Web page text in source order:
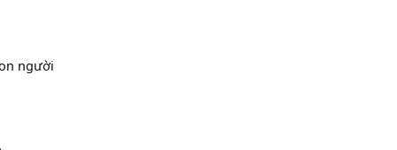
Tempo: 100 | Beat: 4/4